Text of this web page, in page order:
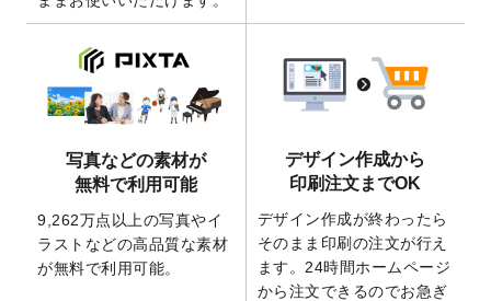
ート を追加いたしました。
りました！
2025/12/22
【新商品】アクリルキーホルダーが作成で
きるようになりました！
2025/12/22
2026年版4月始まりのカレンダーデザイン
テンプレート
を公開いたしました。
開いたしました。
2025/9/30
【新商品】クリアファイルバッグ が作成で
きるようになりました！
写真などの素材が
無料で利用可能
9,262万点以上の写真やイ
ラストなどの高品質な素材
が無料で利用可能。
デザイン作成から
印刷注文までOK
デザイン作成が終わったら
そのまま印刷の注文が行え
ます。24時間ホームページ
から注文できるのでお急ぎ